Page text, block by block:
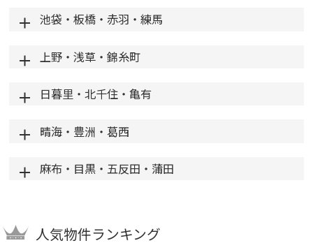
池袋・板橋・赤羽・練馬
上野・浅草・錦糸町
日暮里・北千住・亀有
晴海・豊洲・葛西
麻布・目黒・五反田・蒲田
人気物件ランキング